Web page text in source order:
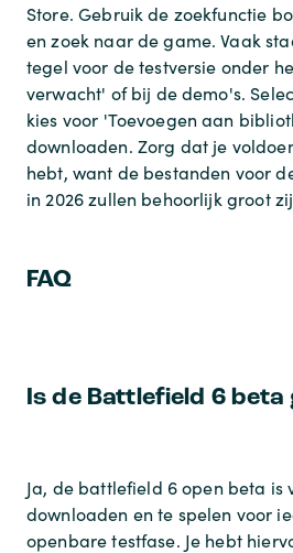
Store. Gebruik de zoekfunctie
en zoek naar de game. Vaak
tegel voor de testversie onder
verwacht' of bij de demo's.
kies voor 'Toevoegen aan
downloaden. Zorg dat je
hebt, want de bestanden voor
in 2026 zullen behoorlijk groot
FAQ
Is de Battlefield 6 beta
Ja, de battlefield 6 open beta is
downloaden en te spelen voor
openbare testfase. Je hebt